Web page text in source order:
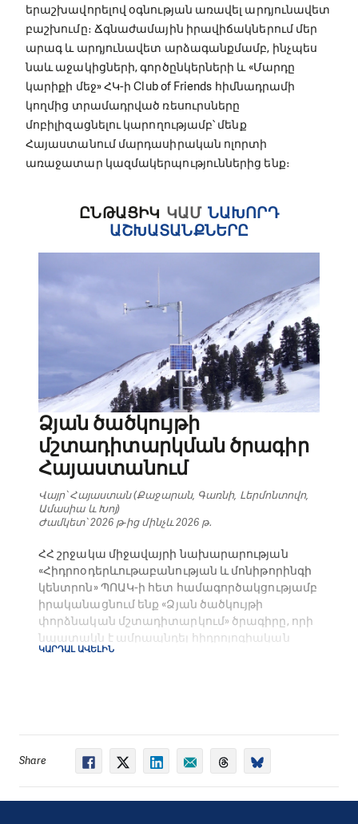
երաշխավորելով օգնության առավել արդյունավետ
բաշխումը։ Ճգնաժամային իրավիճակներում մեր
արագ և արդյունավետ արձագանքմամբ, ինչպես
նաև աջակիցների, գործընկերների և «Մարդը
կարիքի մեջ» ՀԿ-ի Club of Friends հիմնադրամի
կողմից տրամադրված ռեսուրսները
մոբիլիզացնելու կարողությամբ՝ մենք
Հայաստանում մարդասիրական ոլորտի
առաջատար կազմակերպություններից ենք։
ԸՆԹԱՑԻԿ ԿԱՄ ՆԱԽՈՐԴ
ԱՇԽԱՏԱՆՔՆԵՐԸ
Ձյան ծածկույթի
մշտադիտարկման ծրագիր
Հայաստանում
Վայր՝ Հայաստան (Քաջարան, Գառնի, Լերմոնտովո,
Ամասիա և Խոյ)
Ժամկետ՝ 2026 թ-ից մինչև 2026 թ․
ՀՀ շրջակա միջավայրի նախարարության
«Հիդրոօդերևութաբանության և մոնիթորինգի
կենտրոն» ՊՈԱԿ-ի հետ համագործակցությամբ
իրականացնում ենք «Ձյան ծածկույթի
փորձնական մշտադիտարկում» ծրագիրը, որի
նպատակն է ամրապնդել հիդրոլոգիական
մշտադիտարկման և ջրային ռեսուրսների
համակարգերի (ՎՆՀ) ոլորտում մեր փորձի
վրա՝ նախաձեռնությունը միտված է
բարելավելու ձյան ծածկույթի վերաբերյալ
իրական ժամանակում տվյալների
հասանելիությունն ու որակը՝ որպես
ԿԱՐԴԱԼ ԱՎԵԼԻՆ
Share